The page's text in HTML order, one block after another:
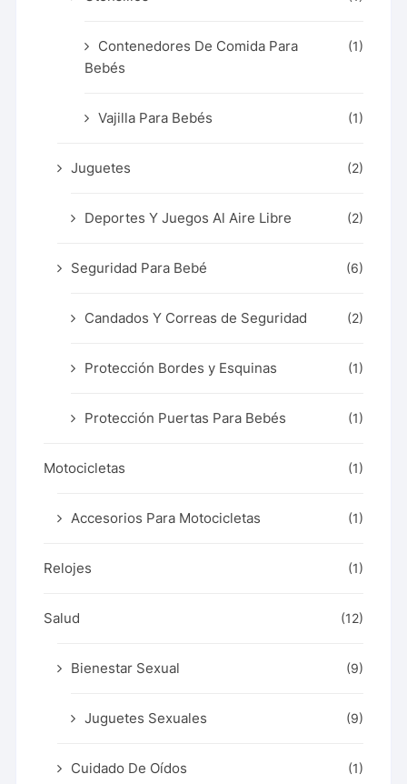
Contenedores De Comida Para
Bebés
(1)
Vajilla Para Bebés (1)
Juguetes (2)
Deportes Y Juegos Al Aire Libre (2)
Seguridad Para Bebé (6)
Candados Y Correas de Seguridad (2)
Protección Bordes y Esquinas (1)
Protección Puertas Para Bebés (1)
Motocicletas (1)
Accesorios Para Motocicletas (1)
Relojes (1)
Salud (12)
Bienestar Sexual (9)
Juguetes Sexuales (9)
Cuidado De Oídos (1)